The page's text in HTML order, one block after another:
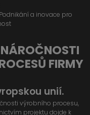
a inovace pro
NÁROČNOSTI
FIRMY
unií.
výrobního procesu,
projektu dojde k